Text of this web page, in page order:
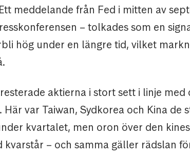
meddelande från Fed i mitten av
– tolkades som en
hög under en längre tid, vilket
aktierna i stort sett i linje med
var Taiwan, Sydkorea och Kina de
kvartalet, men oron över den
kvarstår – och samma gäller rädslan